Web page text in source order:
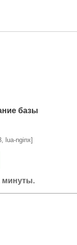
базы
lua-nginx]
минуты.